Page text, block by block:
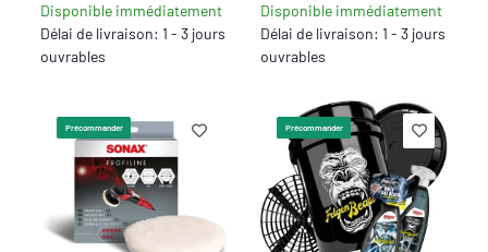
Disponible immédiatement
Délai de livraison: 1 - 3 jours
ouvrables
Disponible immédiatement
Délai de livraison: 1 - 3 jours
ouvrables
Précommander Précommander